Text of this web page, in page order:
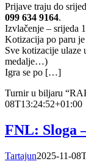
Prijave traju do
099 634 9164.
Izvlačenje – srijeda
Kotizacija po paru
Sve kotizacije ulaze
medalje…)
Igra se po […]
Turnir u biljaru
08T13:24:52+01:00
FNL: Sloga
Tartajun2025-11-